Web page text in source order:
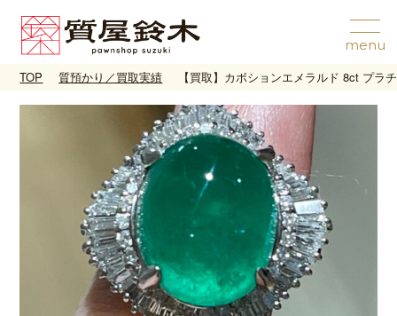
TOP 質預かり／買取実績 【買取】カボションエメラルド 8ct プラ